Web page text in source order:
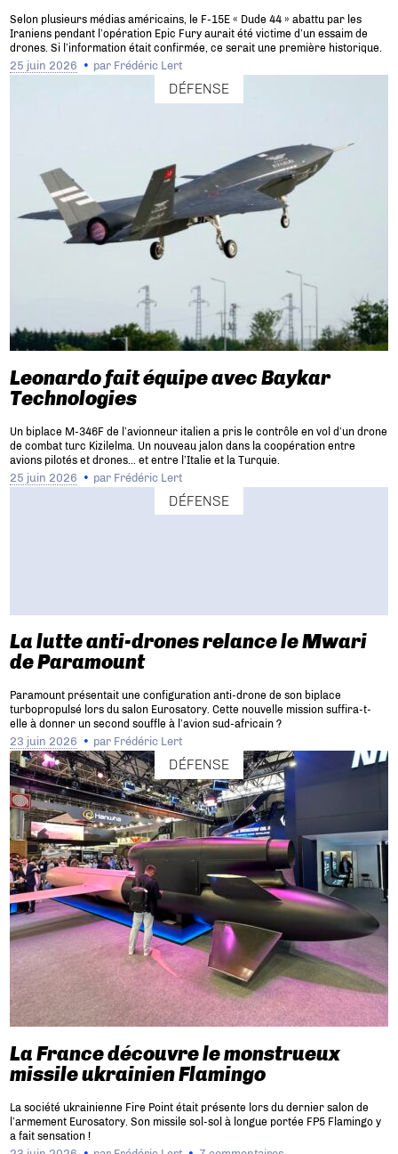
Selon plusieurs médias américains, le F-15E « Dude 44 » abattu par les
Iraniens pendant l’opération Epic Fury aurait été victime d’un essaim de
drones. Si l’information était confirmée, ce serait une première historique.
25 juin 2026 par Frédéric Lert
DÉFENSE
Leonardo fait équipe avec Baykar
Technologies
Un biplace M-346F de l’avionneur italien a pris le contrôle en vol d’un drone
de combat turc Kizilelma. Un nouveau jalon dans la coopération entre
avions pilotés et drones… et entre l’Italie et la Turquie.
25 juin 2026 par Frédéric Lert
DÉFENSE
La lutte anti-drones relance le Mwari
de Paramount
Paramount présentait une configuration anti-drone de son biplace
turbopropulsé lors du salon Eurosatory. Cette nouvelle mission suffira-t-
elle à donner un second souffle à l’avion sud-africain ?
23 juin 2026 par Frédéric Lert
DÉFENSE
La France découvre le monstrueux
missile ukrainien Flamingo
La société ukrainienne Fire Point était présente lors du dernier salon de
l’armement Eurosatory. Son missile sol-sol à longue portée FP5 Flamingo y
a fait sensation !